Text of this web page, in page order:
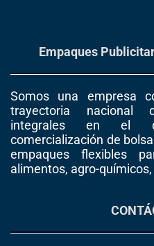
Empaques
Somos una empresa
trayectoria nacional
integrales en el
comercialización de
empaques flexibles
alimentos, agro-